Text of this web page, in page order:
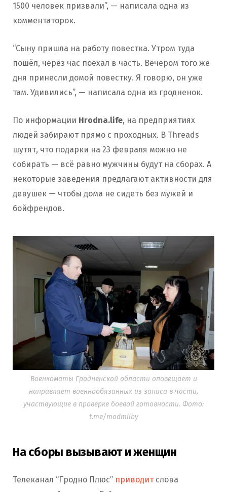
1500 человек призвали”, — написала одна из
комментаторок.
“Сыну пришла на работу повестка. Утром туда
пошёл, через час поехал в часть. Вечером того же
дня принесли домой повестку. Я говорю, он уже
там. Удивились”, — написала одна из гродненок.
По информации Hrodna.life, на предприятиях
людей забирают прямо с проходных. В Threads
шутят, что подарки на 23 февраля можно не
собирать — всё равно мужчины будут на сборах. А
некоторые заведения предлагают активности для
девушек — чтобы дома не сидеть без мужей и
бойфрендов.
Военкоматы Гродненской области оповещает и
направляет военнообязанных из запаса в части,
участвующие в проверке боевой готовности. Фото:
t.me/modmilby
На сборы вызывают и женщин
Телеканал “Гродно Плюс” приводитслова